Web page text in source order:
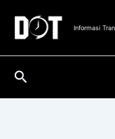
konten
Informasi
Cari